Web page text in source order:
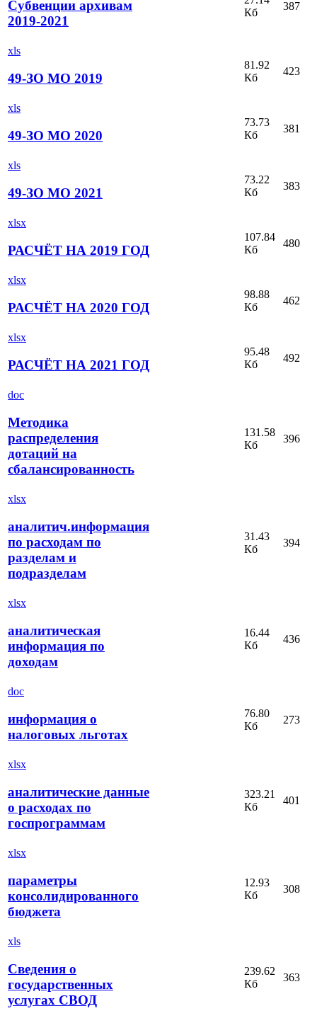
Субвенции архивам
2019-2021
Кб
387
xls
49-ЗО МО 2019
81.92
Кб
423
xls
49-ЗО МО 2020
73.73
Кб
381
xls
49-ЗО МО 2021
73.22
Кб
383
xlsx
РАСЧЁТ НА 2019 ГОД
107.84
Кб
480
xlsx
РАСЧЁТ НА 2020 ГОД
98.88
Кб
462
xlsx
РАСЧЁТ НА 2021 ГОД
95.48
Кб
492
doc
Методика
распределения
дотаций на
сбалансированность
131.58
Кб
396
xlsx
аналитич.информация
по расходам по
разделам и
подразделам
31.43
Кб
394
xlsx
аналитическая
информация по
доходам
16.44
Кб
436
doc
информация о
налоговых льготах
76.80
Кб
273
xlsx
аналитические данные
о расходах по
госпрограммам
323.21
Кб
401
xlsx
параметры
консолидированного
бюджета
12.93
Кб
308
xls
Сведения о
государственных
услугах СВОД
239.62
Кб
363